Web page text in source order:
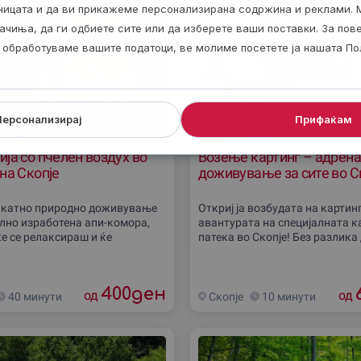
со пчелен воздух во
Скопје
природно доживување
изработена апи-комора,
се релаксираш и ќе
40 минути од 400ден
Возење картинг –
доживување за сите во
Откриј ja возбудaта на
авантурата на специјалната
патека во Скопје! Без разлика
Скопjе
10 минути од
и да ви прикажеме персонализирана содржина и реклами.
да ги одбиете сите или да изберете ваши поставки. За
обработуваме вашите податоци, ве молиме посетете ја нашата
Прифаќам